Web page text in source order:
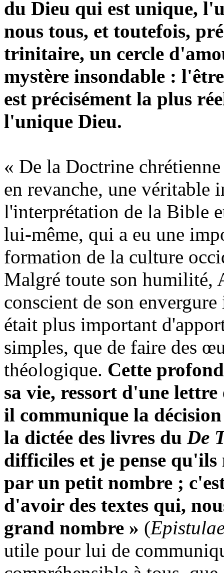
du Dieu qui est unique,
nous tous, et toutefois,
trinitaire, un cercle
mystère insondable :
est précisément la plus
l'unique Dieu.
« De la Doctrine
en revanche, une véritable
l'interprétation de la Bible
lui-même, qui a eu une
formation de la culture
Malgré toute son humilité,
conscient de son
était plus important
simples, que de faire des
théologique. Cette
sa vie, ressort d'une
il communique la
la dictée des livres du De
difficiles et je pense
par un petit nombre ;
d'avoir des textes qui,
grand nombre » (
utile pour lui de